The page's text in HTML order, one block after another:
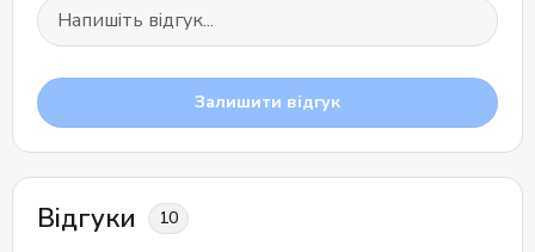
Залишити відгук
Відгуки 10